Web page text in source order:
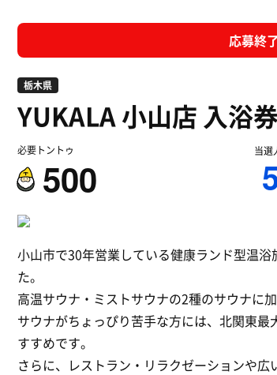
応募終
栃木県
YUKALA 小山店入浴券
必要トントゥ
500
当選
小山市で30年営業している健康ランド型温
た。
高温サウナ・ミストサウナの2種のサウナに
サウナがちょっぴり苦手な方には、北関東
すすめです。
さらに、レストラン・リラクゼーションや